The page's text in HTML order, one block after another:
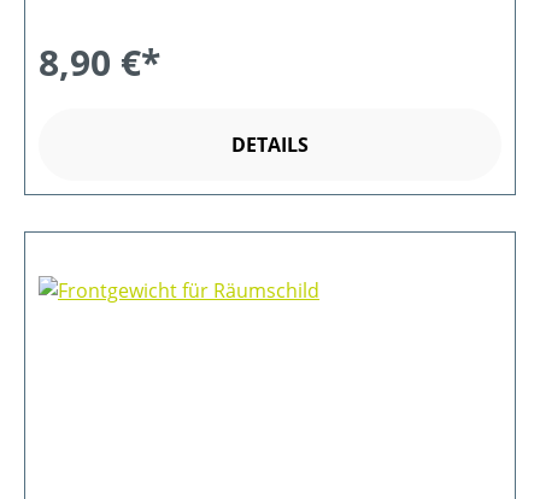
8,90 €*
DETAILS